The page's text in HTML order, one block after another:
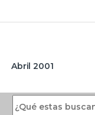
Abril 2001